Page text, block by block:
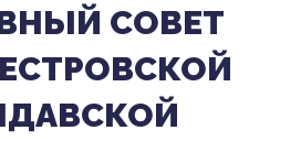
CОВЕТ